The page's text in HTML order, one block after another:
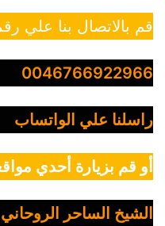
قم بالاتصال بنا علي
0046766922966
راسلنا علي الواتساب
أو قم بزيارة أحدي
الشيخ الساحر الروحاني